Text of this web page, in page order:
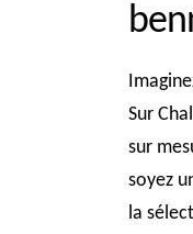
Sur
sur
soyez
la